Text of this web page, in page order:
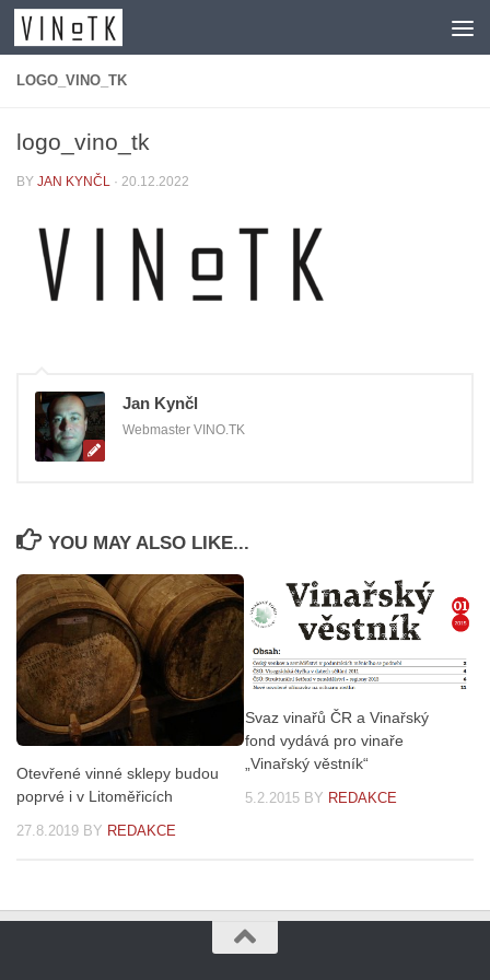
Skip to content
LOGO_VINO_TK
logo_vino_tk
BY JAN KYNČL · 20.12.2022
Jan Kynčl
Webmaster VINO.TK
YOU MAY ALSO LIKE...
Otevřené vinné sklepy budou
poprvé i v Litoměřicích
27.8.2019 BY REDAKCE
Svaz vinařů ČR a Vinařský
fond vydává pro vinaře
„Vinařský věstník“
5.2.2015 BY REDAKCE